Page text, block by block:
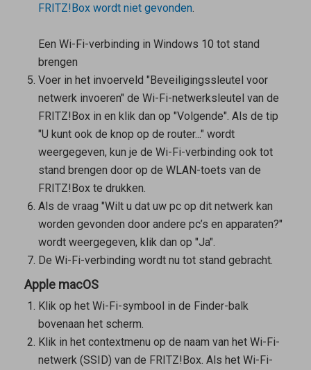
FRITZ!Box wordt niet gevonden.
Een Wi-Fi-verbinding in Windows 10 tot stand
brengen
Voer in het invoerveld "Beveiligingssleutel voor
netwerk invoeren" de Wi-Fi-netwerksleutel van de
FRITZ!Box in en klik dan op "Volgende". Als de tip
"U kunt ook de knop op de router..." wordt
weergegeven, kun je de Wi-Fi-verbinding ook tot
stand brengen door op de WLAN-toets van de
FRITZ!Box te drukken.
Als de vraag "Wilt u dat uw pc op dit netwerk kan
worden gevonden door andere pc’s en apparaten?"
wordt weergegeven, klik dan op "Ja".
De Wi-Fi-verbinding wordt nu tot stand gebracht.
Apple macOS
Klik op het Wi-Fi-symbool in de Finder-balk
bovenaan het scherm.
Klik in het contextmenu op de naam van het Wi-Fi-
netwerk (SSID) van de FRITZ!Box. Als het Wi-Fi-